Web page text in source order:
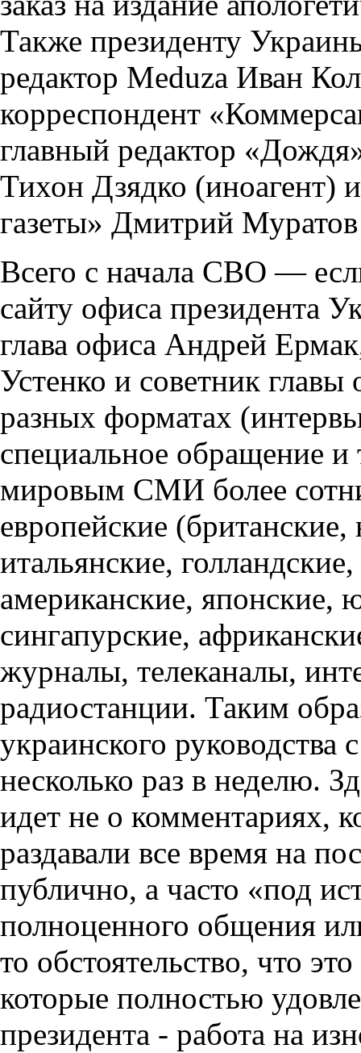
Также президенту
редактор Meduza Иван
корреспондент
главный редактор
Тихон Дзядко (иноагент)
газеты» Дмитрий
Всего с начала СВО —
сайту офиса президента
глава офиса Андрей
Устенко и советник
разных форматах
специальное обращение и
мировым СМИ более
европейские
итальянские,
американские, японские,
сингапурские,
журналы, телеканалы,
радиостанции. Таким
украинского
несколько раз в неделю.
идет не о комментариях,
раздавали все время на
публично, а часто «под
полноценного общения
то обстоятельство, что
которые полностью
президента - работа на